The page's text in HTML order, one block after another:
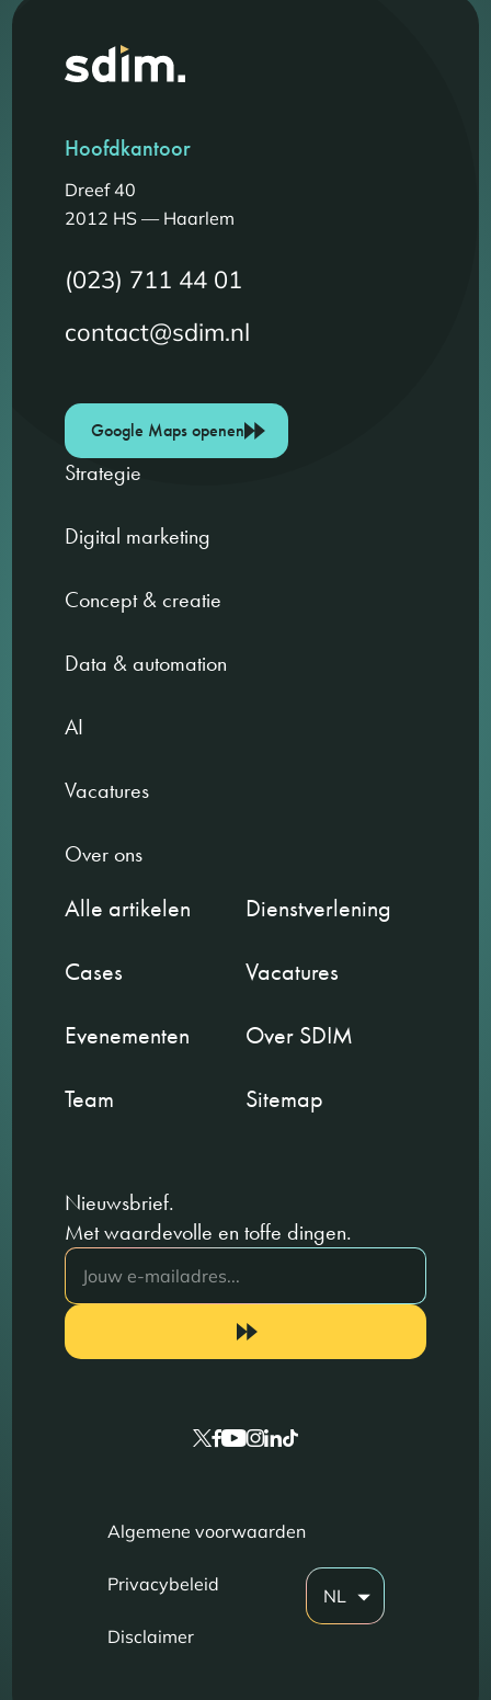
Hoofdkantoor
Dreef 40
2012 HS — Haarlem
(023) 711 44 01
contact@sdim.nl
Google Maps openen
Strategie
Digital marketing
Concept & creatie
Data & automation
AI
Vacatures
Over ons
Alle artikelen
Dienstverlening
Cases
Vacatures
Evenementen
Over SDIM
Team
Sitemap
Nieuwsbrief.
Met waardevolle en toffe dingen.
Algemene voorwaarden
Privacybeleid
Disclaimer
NL